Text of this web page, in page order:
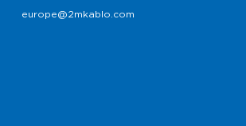
europe@2mkablo.com